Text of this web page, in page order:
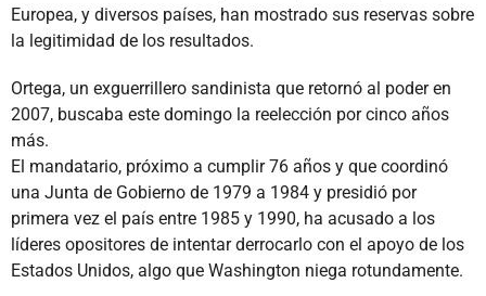
Europea, y diversos países, han mostrado sus reservas sobre
la legitimidad de los resultados.
Ortega, un exguerrillero sandinista que retornó al poder en
2007, buscaba este domingo la reelección por cinco años
más.
El mandatario, próximo a cumplir 76 años y que coordinó
una Junta de Gobierno de 1979 a 1984 y presidió por
primera vez el país entre 1985 y 1990, ha acusado a los
líderes opositores de intentar derrocarlo con el apoyo de los
Estados Unidos, algo que Washington niega rotundamente.